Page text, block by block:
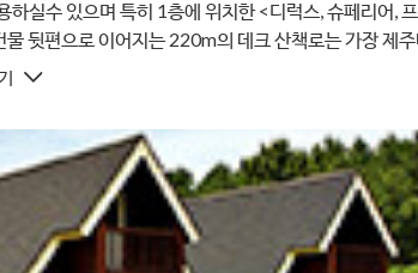
실수 있으며 특히 1층에 위치한 <디럭스, 슈페리어,
뒷편으로 이어지는 220m의 데크 산책로는 가장 제
외 바비큐장 뿐만 아니라 우천시에도 언제든지 바비